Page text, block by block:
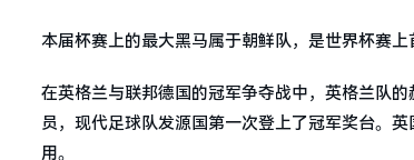
本届杯赛上的最大黑马属于朝鲜队，是世界杯赛上
在英格兰与联邦德国的冠军争夺战中，英格兰队
员，现代足球队发源国第一次登上了冠军奖台。
用。